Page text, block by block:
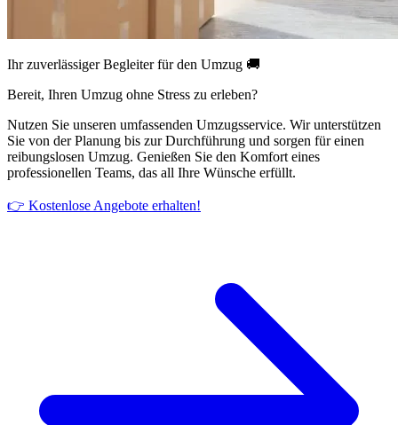
Ihr zuverlässiger Begleiter für den Umzug 🚚
Bereit, Ihren Umzug ohne Stress zu erleben?
Nutzen Sie unseren umfassenden Umzugsservice. Wir unterstützen
Sie von der Planung bis zur Durchführung und sorgen für einen
reibungslosen Umzug. Genießen Sie den Komfort eines
professionellen Teams, das all Ihre Wünsche erfüllt.
👉 Kostenlose Angebote erhalten!